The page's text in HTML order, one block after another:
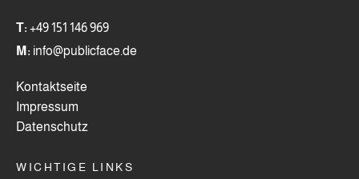
T: +49 151 146 969
M: info@publicface.de
Kontaktseite
Impressum
Datenschutz
WICHTIGE LINKS